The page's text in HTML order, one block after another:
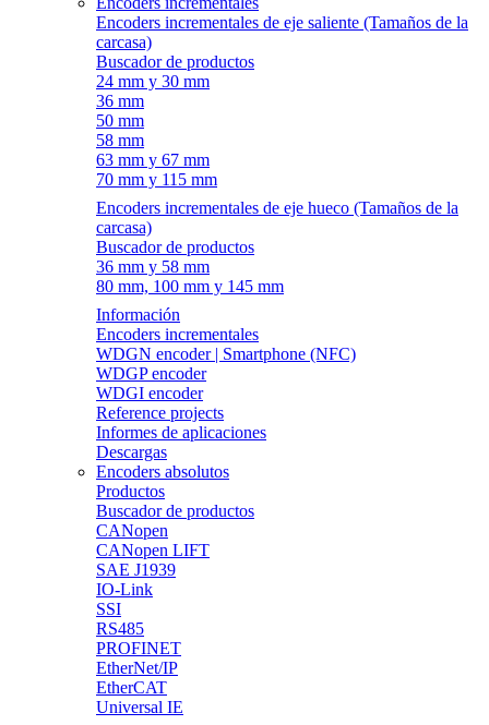
Encoders incrementales de eje saliente (Tamaños de la
carcasa)
Buscador de productos
24 mm y 30 mm
36 mm
50 mm
58 mm
63 mm y 67 mm
70 mm y 115 mm
Encoders incrementales de eje hueco (Tamaños de la
carcasa)
Buscador de productos
36 mm y 58 mm
80 mm, 100 mm y 145 mm
Información
Encoders incrementales
WDGN encoder | Smartphone (NFC)
WDGP encoder
WDGI encoder
Reference projects
Informes de aplicaciones
Descargas
Encoders absolutos
Productos
Buscador de productos
CANopen
CANopen LIFT
SAE J1939
IO-Link
SSI
RS485
PROFINET
EtherNet/IP
EtherCAT
Universal IE